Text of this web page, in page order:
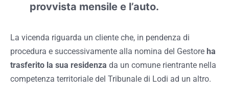
provvista mensile e l’auto.
La vicenda riguarda un cliente che, in pendenza di
procedura e successivamente alla nomina del Gestore ha
trasferito la sua residenza da un comune rientrante nella
competenza territoriale del Tribunale di Lodi ad un altro.